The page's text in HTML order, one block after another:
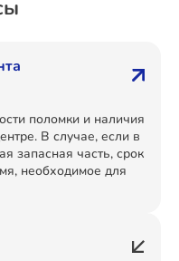
поломки и наличия
В случае, если в
запасная часть, срок
необходимое для